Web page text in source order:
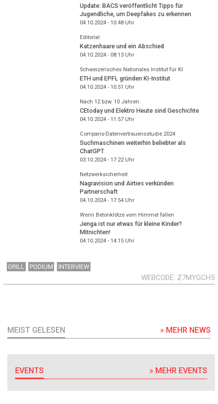
Update: BACS veröffentlicht Tipps für
Jugendliche, um Deepfakes zu erkennen
04.10.2024 - 10:48Uhr
Editorial
Katzenhaare und ein Abschied
04.10.2024 - 08:13Uhr
Schweizerisches Nationales Institut für KI
ETH und EPFL gründen KI-Institut
04.10.2024 - 10:51 Uhr
Nach 12 bzw. 10 Jahren
CEtoday und Elektro Heute sind Geschichte
04.10.2024 - 11:57Uhr
Comparis-Datenvertrauensstudie 2024
Suchmaschinen weiterhin beliebter als
ChatGPT
03.10.2024 - 17:22Uhr
Netzwerksicherheit
Nagravision und Airties verkünden
Partnerschaft
04.10.2024 - 17:54Uhr
Wenn Betonklötze vom Himmel fallen
Jenga ist nur etwas für kleine Kinder?
Mitnichten!
04.10.2024 - 14:15Uhr
GRILL PODIUM INTERVIEW
WEBCODE Z7MYGCH5
MEIST GELESEN » MEHR NEWS
EVENTS » MEHR EVENTS